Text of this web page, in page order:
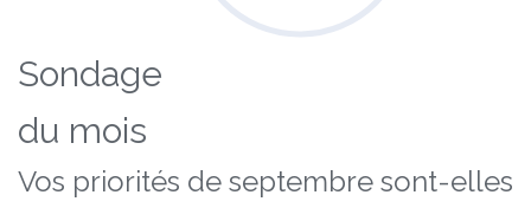
Sondage
du mois
Vos priorités de septembre sont-elles